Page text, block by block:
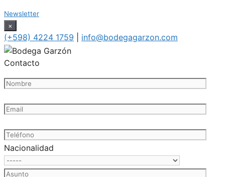
Newsletter
×
(+598) 4224 1759 info@bodegagarzon.com
Contacto
Nacionalidad